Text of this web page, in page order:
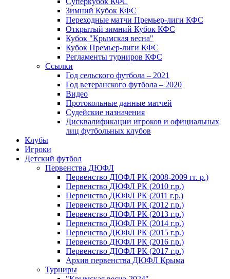
Зимний Кубок КФС
Переходные матчи Премьер-лиги КФС
Открытый зимний Кубок КФС
Кубок "Крымская весна"
Кубок Премьер-лиги КФС
Регламенты турниров КФС
Ссылки
Год сельского футбола – 2021
Год ветеранского футбола – 2020
Видео
Протокольные данные матчей
Судейские назначения
Дисквалификации игроков и официальных
лиц футбольных клубов
Клубы
Игроки
Детский футбол
Первенства ДЮФЛ
Первенство ДЮФЛ РК (2008-2009 гг. р.)
Первенство ДЮФЛ РК (2010 г.р.)
Первенство ДЮФЛ РК (2011 г.р.)
Первенство ДЮФЛ РК (2012 г.р.)
Первенство ДЮФЛ РК (2013 г.р.)
Первенство ДЮФЛ РК (2014 г.р.)
Первенство ДЮФЛ РК (2015 г.р.)
Первенство ДЮФЛ РК (2016 г.р.)
Первенство ДЮФЛ РК (2017 г.р.)
Архив первенства ДЮФЛ Крыма
Турниры